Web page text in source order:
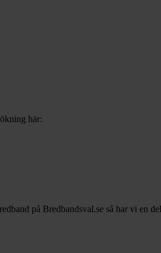
här:
på Bredbandsval.se så har vi en